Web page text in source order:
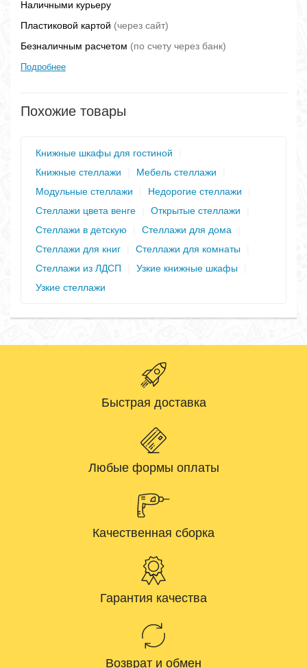
Наличными курьеру
Пластиковой картой (через сайт)
Безналичным расчетом (по счету через банк)
Подробнее
Похожие товары
Книжные шкафы для гостиной
Книжные стеллажи
Мебель стеллажи
Модульные стеллажи
Недорогие стеллажи
Стеллажи цвета венге
Открытые стеллажи
Стеллажи в детскую
Стеллажи для дома
Стеллажи для книг
Стеллажи для комнаты
Стеллажи из ЛДСП
Узкие книжные шкафы
Узкие стеллажи
Быстрая доставка
Любые формы оплаты
Качественная сборка
Гарантия качества
Возврат и обмен